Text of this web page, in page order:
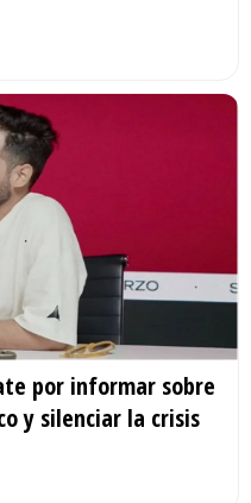
por informar sobre
y silenciar la crisis